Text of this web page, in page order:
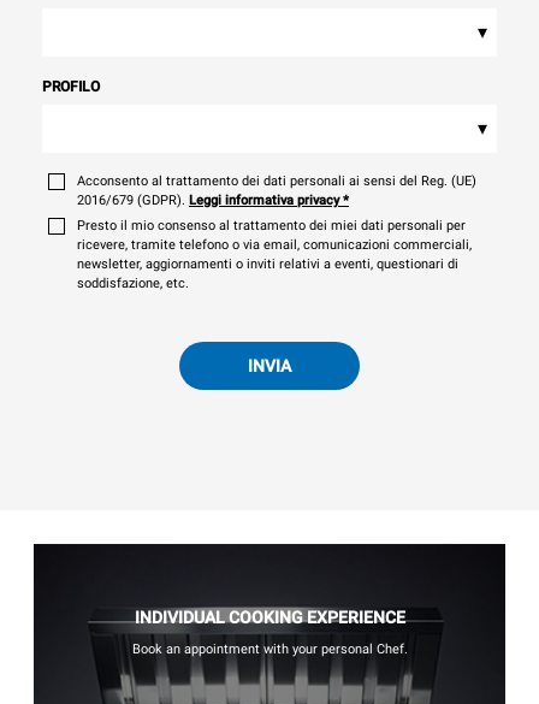
▾
PROFILO
▾
Acconsento al trattamento dei dati personali ai sensi del Reg. (UE)
2016/679 (GDPR). Leggi informativa privacy*
Presto il mio consenso al trattamento dei miei dati personali per
ricevere, tramite telefono o via email, comunicazioni commerciali,
newsletter, aggiornamenti o inviti relativi a eventi, questionari di
soddisfazione, etc.
INVIA
INDIVIDUAL COOKING EXPERIENCE
Book an appointment with your personal Chef.